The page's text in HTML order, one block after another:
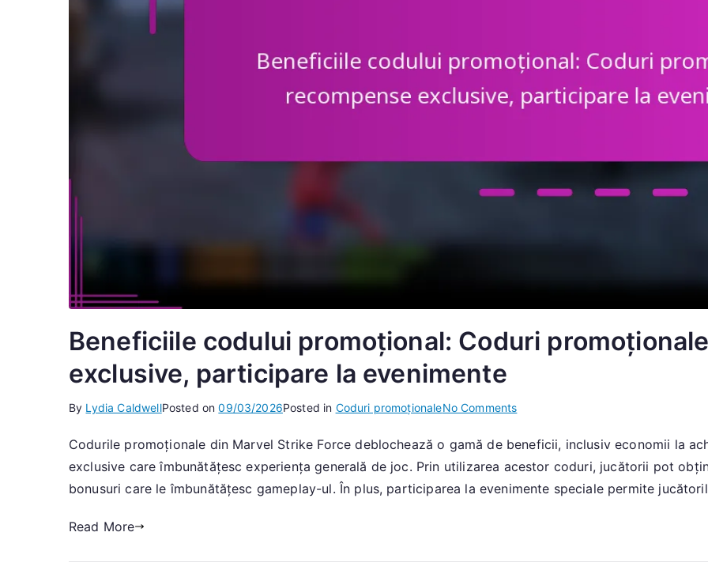
Beneficiile codului promoțional: Coduri
exclusive, participare la evenimente
By Lydia CaldwellPosted on09/03/2026Posted in Coduri promoționaleNo Commentson
codului
promoțional:
Coduri
participare
Codurile promoționale din Marvel Strike Force deblochează o gamă de beneficii, inclusiv economii la
exclusive care îmbunătățesc experiența generală de joc. Prin utilizarea acestor coduri, jucătorii pot
bonusuri care le îmbunătățesc gameplay-ul. În plus, participarea la evenimente speciale permite
Read More